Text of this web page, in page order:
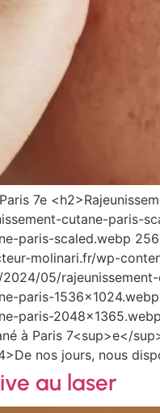
7e
cutane-paris-
paris-scaled.webp
molinari.fr/wp-
05/
paris-
paris-
à Paris 7<sup>e</
nos jours, nous
au laser